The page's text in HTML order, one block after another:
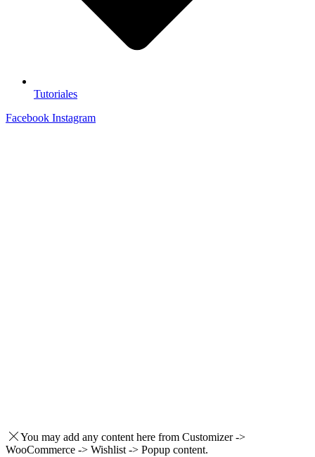
Tutoriales
Facebook Instagram
You may add any content here from Customizer ->
WooCommerce -> Wishlist -> Popup content.